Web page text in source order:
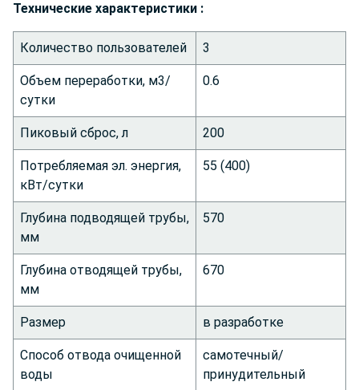
Технические характеристики :
Количество пользователей 3
Объем переработки, м3/
сутки
0.6
Пиковый сброс, л 200
Потребляемая эл. энергия,
кВт/сутки
55 (400)
Глубина подводящей трубы,
мм
570
Глубина отводящей трубы,
мм
670
Размер в разработке
Способ отвода очищенной
воды
самотечный/
принудительный